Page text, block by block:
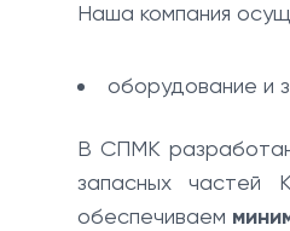
Наша компания
оборудование и
В СПМК
запасных частей
обеспечиваем